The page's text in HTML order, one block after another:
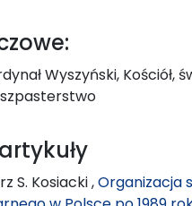
Wyszyński, Kościół,
S. Kosiacki ,Organizacja